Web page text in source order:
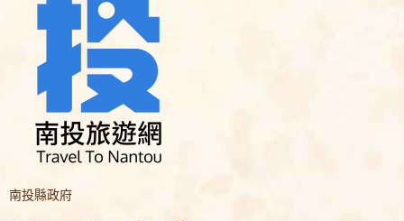
南投縣政府